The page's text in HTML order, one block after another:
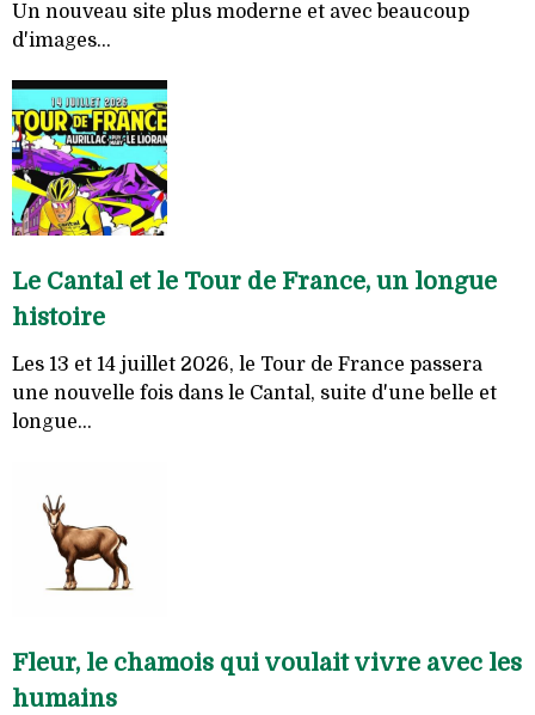
Un nouveau site plus moderne et avec beaucoup
d'images...
Le Cantal et le Tour de France, un longue
histoire
Les 13 et 14 juillet 2026, le Tour de France passera
une nouvelle fois dans le Cantal, suite d'une belle et
longue...
Fleur, le chamois qui voulait vivre avec les
humains